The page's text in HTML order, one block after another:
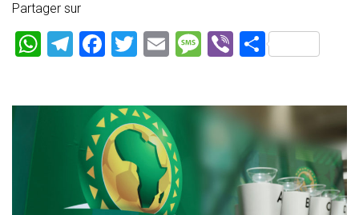
Partager sur
W T
gr
a
m
F
b
o
ok
T
er
E
M
a
g
e
Vi P
g
er